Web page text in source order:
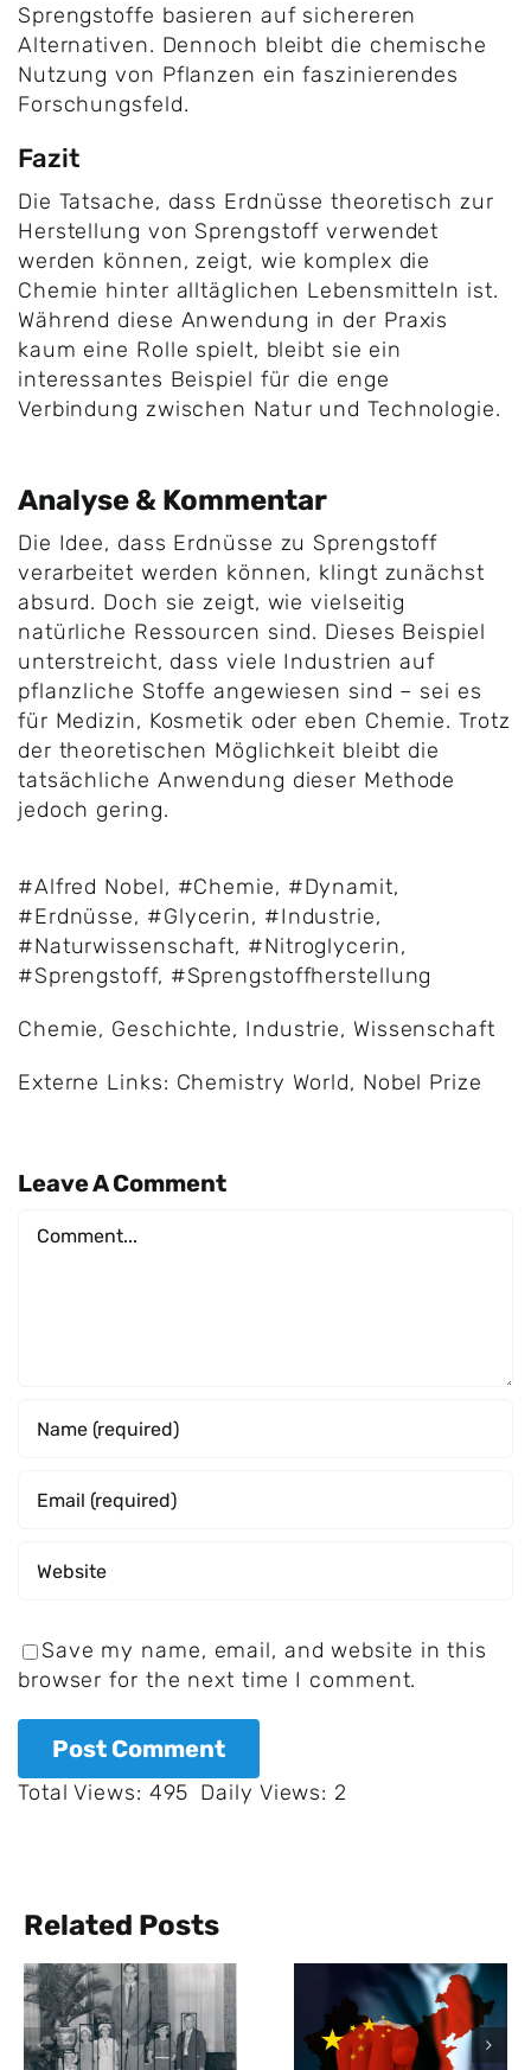
Sprengstoffe basieren auf sichereren
Alternativen. Dennoch bleibt die chemische
Nutzung von Pflanzen ein faszinierendes
Forschungsfeld.
Fazit
Die Tatsache, dass Erdnüsse theoretisch zur
Herstellung von Sprengstoff verwendet
werden können, zeigt, wie komplex die
Chemie hinter alltäglichen Lebensmitteln ist.
Während diese Anwendung in der Praxis
kaum eine Rolle spielt, bleibt sie ein
interessantes Beispiel für die enge
Verbindung zwischen Natur und Technologie.
Analyse & Kommentar
Die Idee, dass Erdnüsse zu Sprengstoff
verarbeitet werden können, klingt zunächst
absurd. Doch sie zeigt, wie vielseitig
natürliche Ressourcen sind. Dieses Beispiel
unterstreicht, dass viele Industrien auf
pflanzliche Stoffe angewiesen sind – sei es
für Medizin, Kosmetik oder eben Chemie. Trotz
der theoretischen Möglichkeit bleibt die
tatsächliche Anwendung dieser Methode
jedoch gering.
#Alfred Nobel, #Chemie, #Dynamit,
#Erdnüsse, #Glycerin, #Industrie,
#Naturwissenschaft, #Nitroglycerin,
#Sprengstoff, #Sprengstoffherstellung
Chemie, Geschichte, Industrie, Wissenschaft
Externe Links: Chemistry World, Nobel Prize
Leave A Comment
Comment
Save my name, email, and website in this
browser for the next time I comment.
Total Views: 495 Daily Views: 2
Related Posts
China will
durch
Billionen
Gehirn
reagiert auf
Musik